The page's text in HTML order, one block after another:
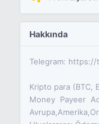
Hakkında
Telegram:
Kripto para (BTC,
Money  Payeer 